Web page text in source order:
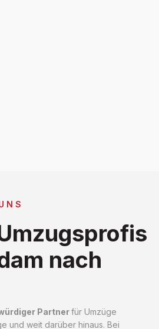
nach
Partnerfür Umzüge
und weit darüber hinaus. Bei